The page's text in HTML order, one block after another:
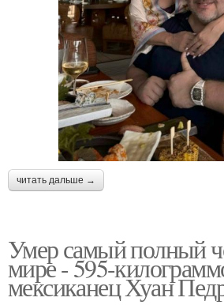
читать дальше →
Умер самый полный
мире - 595-
мексиканец Хуан